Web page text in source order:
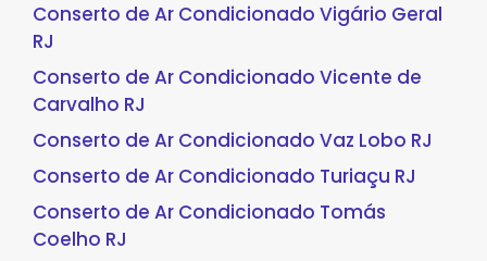
Conserto de Ar Condicionado Vigário Geral
RJ
Conserto de Ar Condicionado Vicente de
Carvalho RJ
Conserto de Ar Condicionado Vaz Lobo RJ
Conserto de Ar Condicionado Turiaçu RJ
Conserto de Ar Condicionado Tomás
Coelho RJ